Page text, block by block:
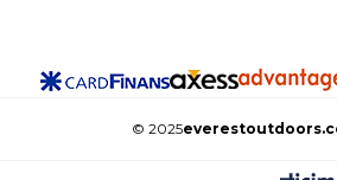
© 2025